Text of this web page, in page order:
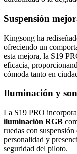
Suspensión
Kingsong ha
ofreciendo un
esta mejora, la S19
eficacia,
cómoda tanto en
Iluminación y
La S19 PRO incorpora
iluminación RGB
ruedas con
personalidad y
seguridad del piloto.